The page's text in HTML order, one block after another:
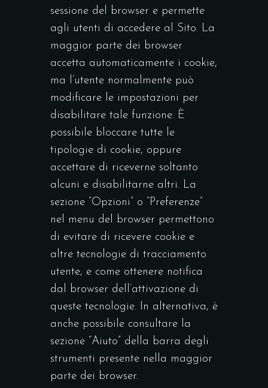
sessione del browser e permette
agli utenti di accedere al Sito. La
maggior parte dei browser
accetta automaticamente i cookie,
ma l’utente normalmente può
modificare le impostazioni per
disabilitare tale funzione. È
possibile bloccare tutte le
tipologie di cookie, oppure
accettare di riceverne soltanto
alcuni e disabilitarne altri. La
sezione “Opzioni” o “Preferenze”
nel menu del browser permettono
di evitare di ricevere cookie e
altre tecnologie di tracciamento
utente, e come ottenere notifica
dal browser dell’attivazione di
queste tecnologie. In alternativa, è
anche possibile consultare la
sezione “Aiuto” della barra degli
strumenti presente nella maggior
parte dei browser.